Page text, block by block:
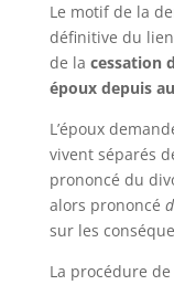
Le motif de la
définitive du
de la cessation
époux depuis
L’époux
vivent séparés
prononcé du
alors prononcé
sur les
La procédure